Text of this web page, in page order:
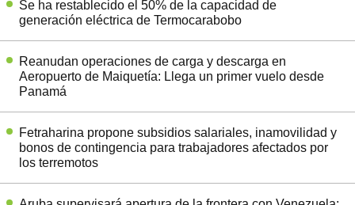
Se ha restablecido el 50% de la capacidad de
generación eléctrica de Termocarabobo
Reanudan operaciones de carga y descarga en
Aeropuerto de Maiquetía: Llega un primer vuelo desde
Panamá
Fetraharina propone subsidios salariales, inamovilidad y
bonos de contingencia para trabajadores afectados por
los terremotos